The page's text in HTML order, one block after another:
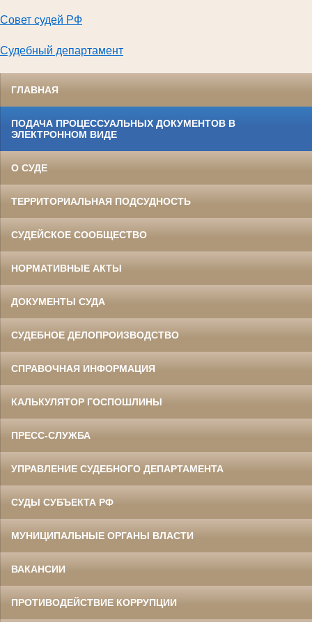
Совет судей РФ
Судебный департамент
ГЛАВНАЯ
ПОДАЧА ПРОЦЕССУАЛЬНЫХ ДОКУМЕНТОВ В
ЭЛЕКТРОННОМ ВИДЕ
О СУДЕ
ТЕРРИТОРИАЛЬНАЯ ПОДСУДНОСТЬ
СУДЕЙСКОЕ СООБЩЕСТВО
НОРМАТИВНЫЕ АКТЫ
ДОКУМЕНТЫ СУДА
СУДЕБНОЕ ДЕЛОПРОИЗВОДСТВО
СПРАВОЧНАЯ ИНФОРМАЦИЯ
КАЛЬКУЛЯТОР ГОСПОШЛИНЫ
ПРЕСС-СЛУЖБА
УПРАВЛЕНИЕ СУДЕБНОГО ДЕПАРТАМЕНТА
СУДЫ СУБЪЕКТА РФ
МУНИЦИПАЛЬНЫЕ ОРГАНЫ ВЛАСТИ
ВАКАНСИИ
ПРОТИВОДЕЙСТВИЕ КОРРУПЦИИ